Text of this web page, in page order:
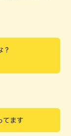
？
てます